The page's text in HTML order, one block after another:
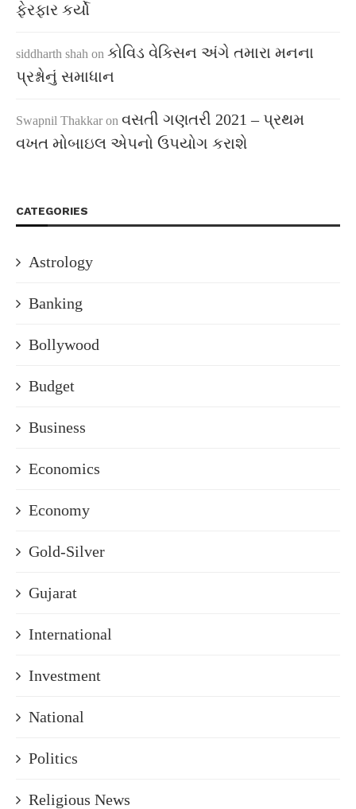
ફેરફાર કર્યો
siddharth shah on કોવિડ વેક્સિન અંગે તમારા મનના
પ્રશ્નોનું સમાધાન
Swapnil Thakkar on વસતી ગણતરી 2021 – પ્રથમ
વખત મોબાઇલ એપનો ઉપયોગ કરાશે
CATEGORIES
Astrology
Banking
Bollywood
Budget
Business
Economics
Economy
Gold-Silver
Gujarat
International
Investment
National
Politics
Religious News